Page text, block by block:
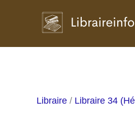
Libraire / Libraire 34